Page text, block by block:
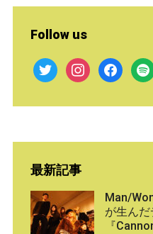
Follow us
twitter instagramfacebook
最新記事
Man/
が生ん
『